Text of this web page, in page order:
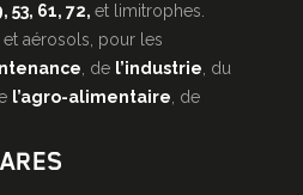
53, 61, 72, et limitrophes.
aérosols, pour les
, de l’industrie , du
l’agro-alimentaire , de